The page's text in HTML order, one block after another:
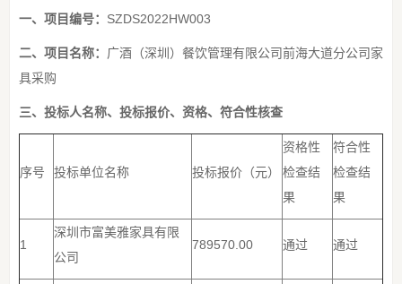
一、项目编号： SZDS2022HW003
二、项目名称： 广酒（深圳）餐饮管理有限公司前海大道分公司家
具采购
三、投标人名称、投标报价、资格、符合性核查
序号 投标单位名称 投标报价（元）
资格性
检查结
果
符合性
检查结
果
1
深圳市富美雅家具有限
公司
789570.00 通过 通过